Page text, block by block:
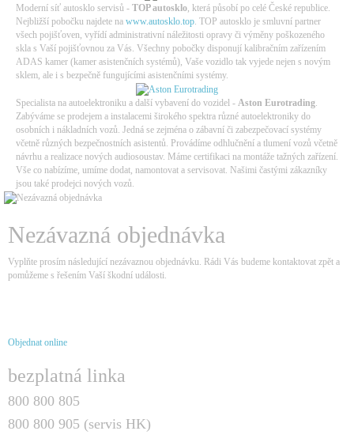
Moderní síť autosklo servisů - TOP autosklo, která působí po celé České republice.
Nejbližší pobočku najdete na www.autosklo.top. TOP autosklo je smluvní partner
všech pojišťoven, vyřídí administrativní náležitosti opravy či výměny poškozeného
skla s Vaší pojišťovnou za Vás. Všechny pobočky disponují kalibračním zařízením
ADAS kamer (kamer asistenčních systémů), Vaše vozidlo tak vyjede nejen s novým
sklem, ale i s bezpečně fungujícími asistenčními systémy.
Specialista na autoelektroniku a další vybavení do vozidel - Aston Eurotrading.
Zabýváme se prodejem a instalacemi širokého spektra různé autoelektroniky do
osobních i nákladních vozů. Jedná se zejména o zábavní či zabezpečovací systémy
včetně různých bezpečnostních asistentů. Provádíme odhlučnění a tlumení vozů včetně
návrhu a realizace nových audiosoustav. Máme certifikaci na montáže tažných zařízení.
Vše co nabízíme, umíme dodat, namontovat a servisovat. Našimi častými zákazníky
jsou také prodejci nových vozů.
Nezávazná objednávka
Vyplňte prosím následující nezávaznou objednávku. Rádi Vás budeme kontaktovat zpět a
pomůžeme s řešením Vaší škodní události.
Objednat online
bezplatná linka
800 800 805
800 800 905 (servis HK)